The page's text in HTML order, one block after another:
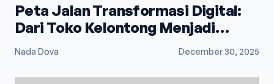
Peta Jalan Transformasi Digital:
Dari Toko Kelontong Menjadi
Raksasa E-Commerce
Nada Dova December 30, 2025